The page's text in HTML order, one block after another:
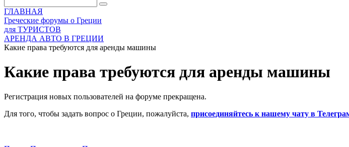
ГЛАВНАЯ
Греческие форумы о Греции
для ТУРИСТОВ
АРЕНДА АВТО В ГРЕЦИИ
Какие права требуются для аренды машины
Какие права требуются для аренды машины
Регистрация новых пользователей на форуме прекращена.
Для того, чтобы задать вопрос о Греции, пожалуйста, присоединяйтесь к нашему чату в